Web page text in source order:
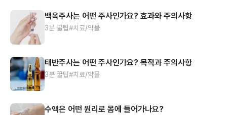
백옥주사는 어떤 주사인가요? 효과와 주의사항
3분 꿀팁#치료/약물
태반주사는 어떤 주사인가요? 목적과 주의사항
3분 꿀팁#치료/약물
수액은 어떤 원리로 몸에 들어가나요?